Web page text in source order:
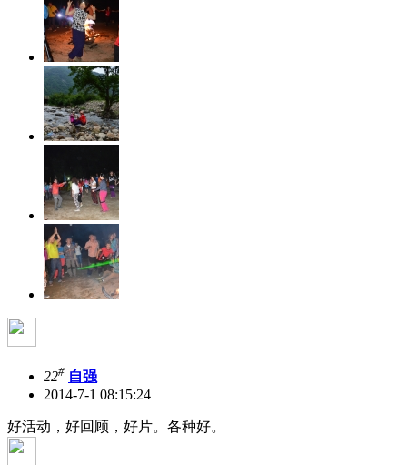
22# 自强
2014-7-1 08:15:24
好活动，好回顾，好片。各种好。